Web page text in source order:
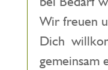
Wir freuen
Dich
gemeinsam